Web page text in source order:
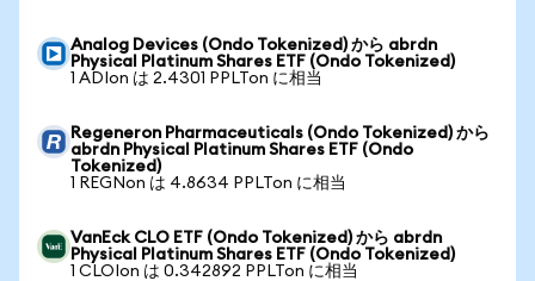
Analog Devices (Ondo Tokenized) から abrdn
Physical Platinum Shares ETF (Ondo Tokenized)
1 ADIon は 2.4301 PPLTon に相当
Regeneron Pharmaceuticals (Ondo Tokenized) から
abrdn Physical Platinum Shares ETF (Ondo
Tokenized)
1 REGNon は 4.8634 PPLTon に相当
VanEck CLO ETF (Ondo Tokenized) から abrdn
Physical Platinum Shares ETF (Ondo Tokenized)
1 CLOIon は 0.342892 PPLTon に相当